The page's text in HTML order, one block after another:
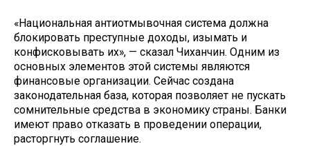
«Национальная антиотмывочная система должна
блокировать преступные доходы, изымать и
конфисковывать их», — сказал Чиханчин. Одним из
основных элементов этой системы являются
финансовые организации. Сейчас создана
законодательная база, которая позволяет не пускать
сомнительные средства в экономику страны. Банки
имеют право отказать в проведении операции,
расторгнуть соглашение.